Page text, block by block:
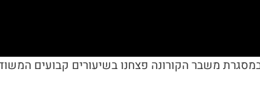
משבר הקורונה פצחנו בשיעורים קבועים